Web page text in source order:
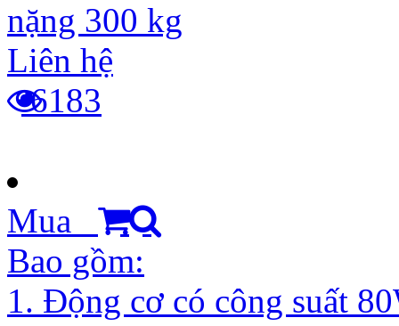
nặng 300 kg
Liên hệ
6183
Mua
Bao gồm:
1. Động cơ có công suất